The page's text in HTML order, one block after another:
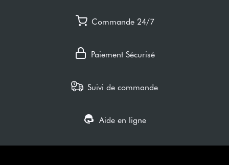
Commande 24/7
Paiement Sécurisé
Suivi de commande
Aide en ligne